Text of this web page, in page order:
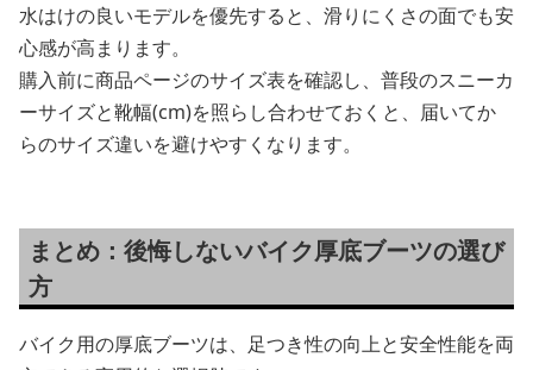
水はけの良いモデルを優先すると、滑りにくさの面でも安
心感が高まります。
購入前に商品ページのサイズ表を確認し、普段のスニーカ
ーサイズと靴幅(cm)を照らし合わせておくと、届いてか
らのサイズ違いを避けやすくなります。
まとめ：後悔しないバイク厚底ブーツの選び
方
バイク用の厚底ブーツは、足つき性の向上と安全性能を両